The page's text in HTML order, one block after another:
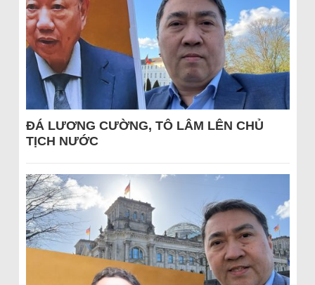
ĐÁ LƯƠNG CƯỜNG, TÔ LÂM LÊN CHỦ
TỊCH NƯỚC